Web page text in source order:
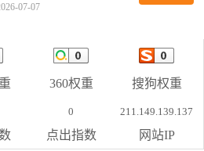
07-07
360权重 搜狗权重
0
点出指数
211.149.139.137
网站IP